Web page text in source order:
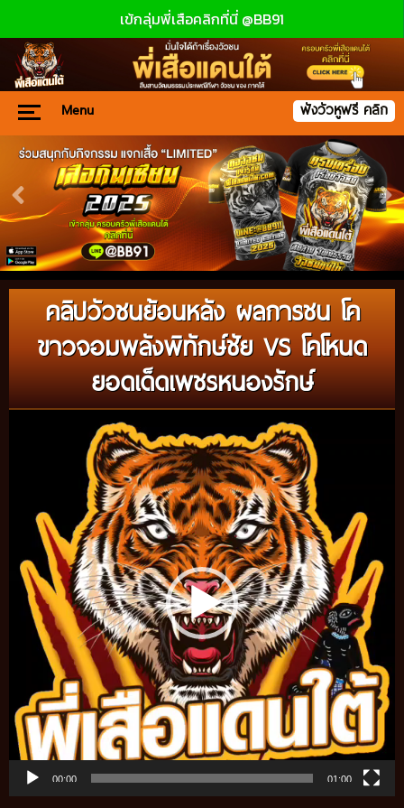
เข้กลุ่มพี่เสือคลิกที่นี่ @BB91
Menu ฟังวัวหูฟรี คลิก
คลิปวัวชนย้อนหลัง ผลการชน โค
ขาวจอมพลังพิทักษ์ชัย VS โคโหนด
ยอดเด็ดเพชรหนองรักษ์
00:00 01:00